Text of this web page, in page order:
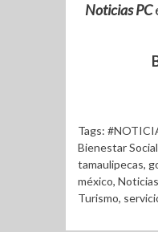
Noticias PC
Tags:
Bienestar Social
tamaulipecas,
méxico,
Turismo,